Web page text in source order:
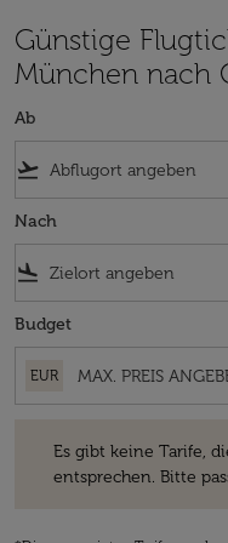
Günstige
München nach
Ab
flight_takeoff
Nach
flight_land
Budget
EUR
Es gibt keine Tarife,
entsprechen. Bitte